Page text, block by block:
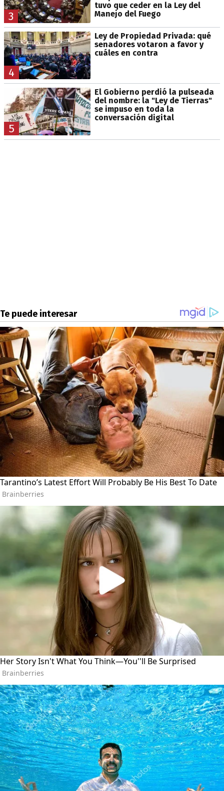
3
tuvo que ceder en la Ley del
Manejo del Fuego
4
Ley de Propiedad Privada: qué
senadores votaron a favor y
cuáles en contra
5
El Gobierno perdió la pulseada
del nombre: la "Ley de Tierras"
se impuso en toda la
conversación digital